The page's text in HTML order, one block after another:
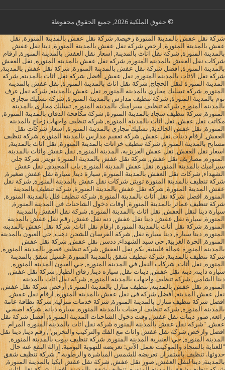
© حقوق الملكية 2026, جميع الحقوق محفوظة
شركة نقل عفش بالمدينة المنورة رخيصة, شركة نقل عفش بالمدينة المنورة, نقل
عفش بالمدينة المنورة, ارخص شركة نقل عفش بالمدينة المنورة, دينا نقل عفش
بالمدينة المنورة, شركة نقل اثاث بالمدينة, اسعار نقل العفش بالمدينة المنورة, ارقام
شركات نقل العفش بالمدينه المنورة, شركه نقل عفش بالمدينه المنوره, نقل العفش
بالمدينة المنورة, افضل شركة نقل عفش بالمدينة المنورة, شركة نقل عفش بالمدينة,
شركة نقل الاثاث بالمدينة المنورة, نقل عفش, أفضل شركة نقل اثاث بالمدينة, شركة
المدينة المنورة لنقل الحجاج, شركة نقل اثاث بالمدينة المنورة, نقل عفش بالمدينه
المنوره, شركة تسليك مجاري بالمدينة المنورة, نقل عفش بالمدينة, شركة نقل غرف
نوم بالمدينة المنورة, شركة تنظيف مدارس بالمدينة المنورة, شركة تسليك مجارى
بالمدينة المنورة, شركة تنظيف سيراميك بالمدينة المنورة, تسليك مجارى بالمدينة
المنورة, شركة تنظيف سجاد بالمدينة المنورة, شركة مكافحة الدفان بالمدينة المنورة,
مكاتب نقل عفش, نقل اثاث بالمدينة المنورة, شركة تنظيف واجهات زجاج بالمدينة
المنورة, نقل عفش الخالدية, تسليك مجاري بالمدينة المنورة, اسعار شركات نقل
العفش, ارقام دينات نقل عفش, شركة تعقيم مدارس بالمدينة المنورة, شركة تنظيف
مسابح بالمدينة المنورة, شركة تنظيف خزانات بالمدينة المنورة, نقل اثاث بالمدينة,
اسعار نقل العفش, نقل عفش العزيزية، المدينة المنورة, نقل عفش واثاث بالمدينة
المنوره, مصاريف نقل عفش, شركة نقل عفش بالمدينة المنورة تويتر, شركة جلي
سيراميك بالمدينة المنورة, نقل عفش المدينة المنورة, باب المجيدي, نقل عفش
الشهداء, شركات نقل العفش بالمدينة المنورة, سيارة دينا, سيارة نقل عفش صغيرة,
شركة تنظيف بالمدينة المنورة تويتر, شركات نقل عفش بالمدينة المنورة, شركة نقل
عفش المدينة المنورة, شركه نقل عفش بالمدينة المنورة, شركة تنظيف بالمدينة
المنورة, افضل شركة نقل اثاث بالمدينة المنورة, شركة تنظيف فلل بالمدينة المنورة,
شركة تنظيف عمائر بالمدينة المنورة, أوقات دخول الشاحنات في المدينة المنورة,
سيارة دينا لنقل العفش, نقل اثاث باالمدينة المنورة, شركة نقل العفش بالمدينة
المنورة, سيارة نقل عفش, دينا نقل عفش, دنه نقل عفش, رقم نقل عفش بالمدينة
المنورة, شركة نقل أثاث بالمدينة المنورة, ارقام نقل اثاث, شركة نقل عفش بالمدينه
المنوره, دينا سيارة, دينا سيارة نقل, شركة الفرسان للشحن دهب, حي العيون بالمدينة
المنورة, الحرة الغربية, حي سيد الشهداء, ددسن نقل عفش, شركة نقل عفش
بالمدينة المنورة عمالة فلبينية, بكم نقل العفش, شركة تنظيف قصور بالمدينة المنورة,
شركة تنظيف بالمدينة, شركة تنظيف شقق بالمدينة المنورة, غسيل شقق بالمدينة
المنورة, نقل أثاث, شركات النقل في المدينة المنورة, حي العيون المدينه المنوره,
سياره داينه, دينه نقل عفش, دينات نقل, سياره دينا, زقاق الطيار, شركة نقل عفش,
دينا الشامي, شركة تنظيف واجهات بالمدينة المنورة, شركه نقل اثاث بالمدينه
المنوره, نقل عفش بالمدينه, تنظيف منازل بالمدينة المنورة, أرخص شركة نقل عفش,
نقل عفش المدينة, أفضل شركة فى نقل عفش بالمدينة المنورة, ارقام نقل عفش,
افضل شركة تنظيف منازل بالمدينة المنورة, شركة خدمات منزلية, شركة نظافة عامة
بالمدينة المنورة, شركة تنظيف ارضيات بالمدينة المنورة, سياره ديانه, شركة اصبحي
رائعه, صور دينات نقل عفش, وقت دخول الشاحنات المدينة المنورة, أفضل شركة نقل
عفش, "شركة نقل عفش بالمدينة المنورة شركة نقل اثاث بالمدينة المنوره المرام
افضل وارخص شركة نقل عفش واثاث مع الفك والتركيب والتخزين", رقم دينا, دينا نقل
المدينة المنورة, حي العنبرية المدينة المنورة, شركة تنظيف بيوت بالمدينة المنورة,
"للعناية بالسجاد والموكيت نعمل الآتي: تعريضه للتهوية اليومية. إزالة البقع عنه حال
حدوثها. تنظيف باستمرار. تعريضه للشمس المباشرة والرطوبة.", شركة تنظيف شقق
بالمدينة, دينا لنقل العفش, صور نقل عفش, شركة نقل عفش ايكيا بالمدينة المنورة,